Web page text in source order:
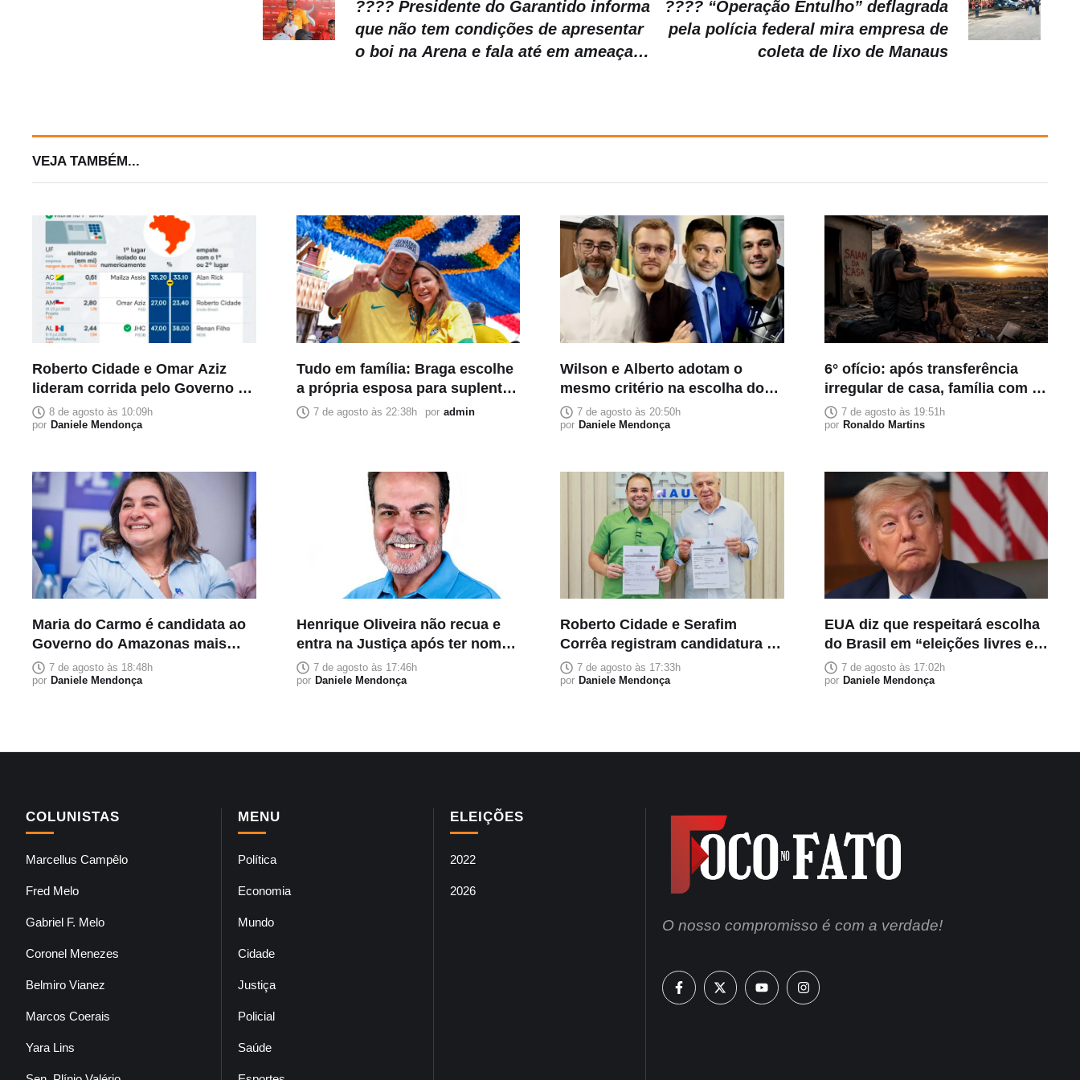
???? Presidente do Garantido informa
que não tem condições de apresentar
o boi na Arena e fala até em ameaça
???? “Operação Entulho” deflagrada
pela polícia federal mira empresa de
coleta de lixo de Manaus
VEJA TAMBÉM...
Roberto Cidade e Omar Aziz
lideram corrida pelo Governo do
Amazonas, aponta Poder360
8 de agosto às 10:09h
por Daniele Mendonça
Tudo em família: Braga escolhe
a própria esposa para suplente
e coloca confiança acima da
7 de agosto às 22:38h por admin
Wilson e Alberto adotam o
mesmo critério na escolha dos
suplentes: confiança acima da
acomodação política
7 de agosto às 20:50h
por Daniele Mendonça
6° ofício: após transferência
irregular de casa, família com 5
pessoas teme despejo
7 de agosto às 19:51h
por Ronaldo Martins
Maria do Carmo é candidata ao
Governo do Amazonas mais
rica e declara patrimônio de R$
118 milhões
7 de agosto às 18:48h
por Daniele Mendonça
Henrique Oliveira não recua e
entra na Justiça após ter nome
retirado do PL na corrida ao
Senado
7 de agosto às 17:46h
por Daniele Mendonça
Roberto Cidade e Serafim
Corrêa registram candidatura à
reeleição no TRE-AM
7 de agosto às 17:33h
por Daniele Mendonça
EUA diz que respeitará escolha
do Brasil em “eleições livres e
justas”
7 de agosto às 17:02h
por Daniele Mendonça
COLUNISTAS
Marcellus Campêlo
Fred Melo
Gabriel F. Melo
Coronel Menezes
Belmiro Vianez
Marcos Coerais
Yara Lins
MENU
Política
Economia
Mundo
Cidade
Justiça
Policial
Saúde
ELEIÇÕES
2022
2026
O nosso compromisso é com a verdade!